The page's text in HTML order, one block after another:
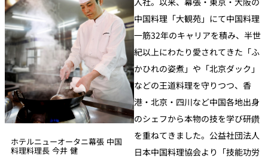
ホテルニューオータニ幕張 中国
料理料理長 今井 健
中国料理「大観苑」にて中国料理
一筋32年のキャリアを積み、半世
紀以上にわたり愛されてきた「ふ
かひれの姿煮」や「北京ダック」
などの王道料理を守りつつ、香
港・北京・四川など中国各地出身
のシェフから本物の技を学び研鑽
を重ねてきました。公益社団法人
日本中国料理協会より「技能功労